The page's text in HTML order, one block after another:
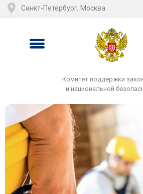
Санкт-Петербург, Москва
Комитет поддержки
и национальной